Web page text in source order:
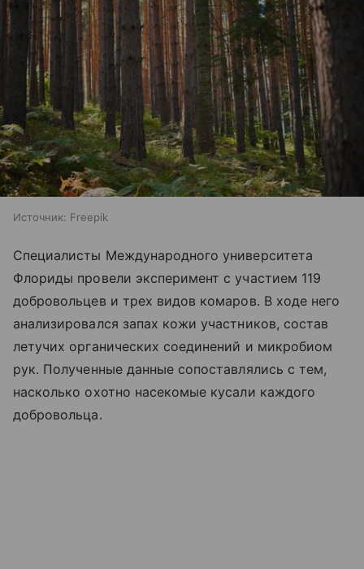
Источник: Freepik
Специалисты Международного университета
Флориды провели эксперимент с участием 119
добровольцев и трех видов комаров. В ходе него
анализировался запах кожи участников, состав
летучих органических соединений и микробиом
рук. Полученные данные сопоставлялись с тем,
насколько охотно насекомые кусали каждого
добровольца.